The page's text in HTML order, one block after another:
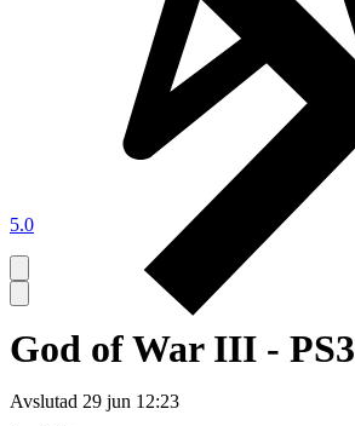
5.0
God of War III - PS3
Avslutad 29 jun 12:23